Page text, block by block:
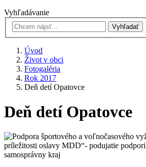
Vyhľadávanie
Vyhľadať
Úvod
Život v obci
Fotogaléria
Rok 2017
Deň detí Opatovce
Deň detí Opatovce